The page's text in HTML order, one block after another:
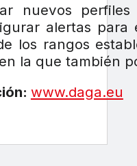
nuevos
alertas
los rangos
en la que también
www.daga.eu